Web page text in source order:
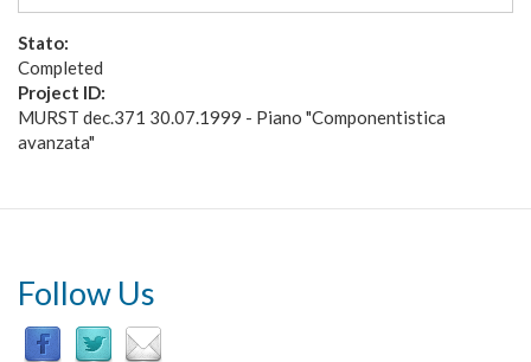
Stato:
Completed
Project ID:
MURST dec.371 30.07.1999 - Piano "Componentistica
avanzata"
Follow Us